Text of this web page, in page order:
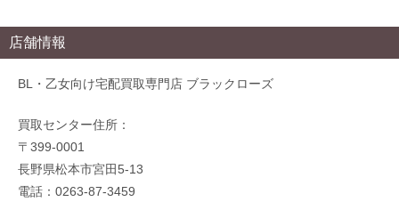
店舗情報
BL・乙女向け宅配買取専門店 ブラックローズ
買取センター住所：
〒399-0001
長野県松本市宮田5-13
電話：0263-87-3459